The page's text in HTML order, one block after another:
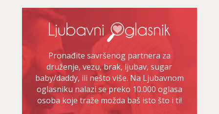
Pronađite savršenog partnera za
druženje, vezu, brak, ljubav, sugar
baby/daddy, ili nešto više. Na Ljubavnom
oglasniku nalazi se preko 10.000 oglasa
osoba koje traže možda baš isto što i ti!